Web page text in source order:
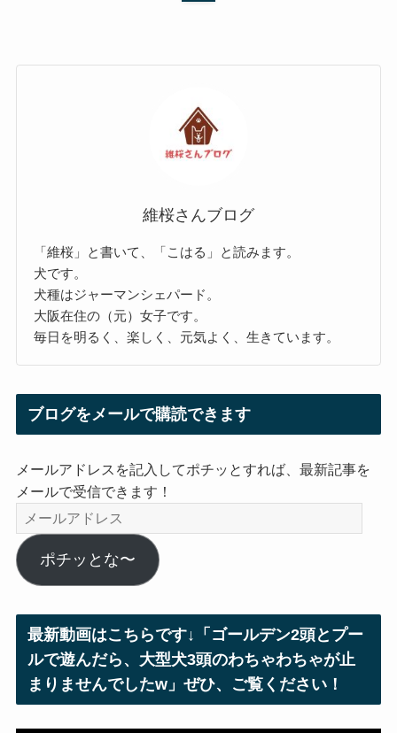
維桜さんブログ
「維桜」と書いて、「こはる」と読みます。
犬です。
犬種はジャーマンシェパード。
大阪在住の（元）女子です。
毎日を明るく、楽しく、元気よく、生きています。
ブログをメールで購読できます
メールアドレスを記入してポチッとすれば、最新記事を
メールで受信できます！
メ
ー
ル
ア
ス
ポチッとな〜
最新動画はこちらです↓「ゴールデン2頭とプー
ルで遊んだら、大型犬3頭のわちゃわちゃが止
まりませんでしたw」ぜひ、ご覧ください！